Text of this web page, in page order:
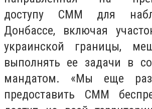
доступу СММ для
Донбассе, включая
украинской границы,
выполнять ее задачи в
мандатом. «Мы еще
предоставить СММ